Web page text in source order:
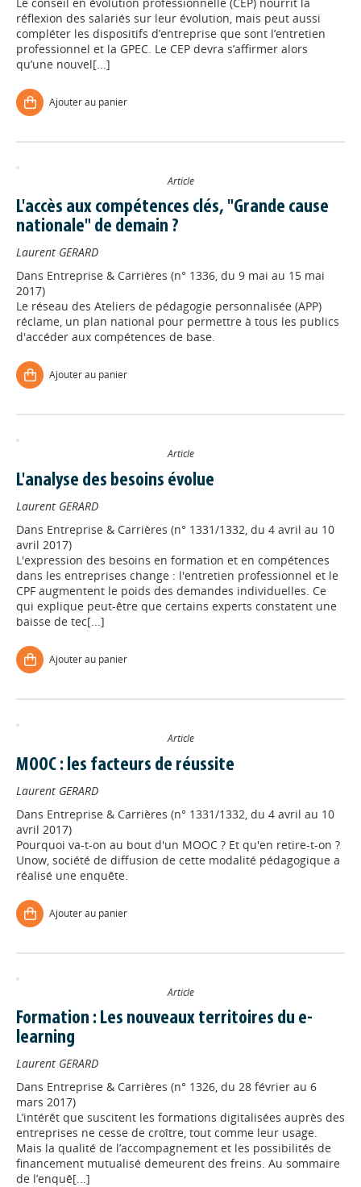
réflexion des salariés sur leur évolution, mais peut aussi
compléter les dispositifs d’entreprise que sont l’entretien
professionnel et la GPEC. Le CEP devra s’affirmer alors
qu’une nouvel[...]
Ajouter au panier
Article
L'accès aux compétences clés, "Grande cause
nationale" de demain ?
Laurent GERARD
Dans Entreprise & Carrières (n° 1336, du 9 mai au 15 mai
2017)
Le réseau des Ateliers de pédagogie personnalisée (APP)
réclame, un plan national pour permettre à tous les publics
d'accéder aux compétences de base.
Ajouter au panier
Article
L'analyse des besoins évolue
Laurent GERARD
Dans Entreprise & Carrières (n° 1331/1332, du 4 avril au 10
avril 2017)
L'expression des besoins en formation et en compétences
dans les entreprises change : l'entretien professionnel et le
CPF augmentent le poids des demandes individuelles. Ce
qui explique peut-être que certains experts constatent une
baisse de tec[...]
Ajouter au panier
Article
MOOC : les facteurs de réussite
Laurent GERARD
Dans Entreprise & Carrières (n° 1331/1332, du 4 avril au 10
avril 2017)
Pourquoi va-t-on au bout d'un MOOC ? Et qu'en retire-t-on ?
Unow, société de diffusion de cette modalité pédagogique a
réalisé une enquête.
Ajouter au panier
Article
Formation : Les nouveaux territoires du e-
learning
Laurent GERARD
Dans Entreprise & Carrières (n° 1326, du 28 février au 6
mars 2017)
L’intérêt que suscitent les formations digitalisées auprès des
entreprises ne cesse de croître, tout comme leur usage.
Mais la qualité de l’accompagnement et les possibilités de
financement mutualisé demeurent des freins. Au sommaire
de l’enquê[...]